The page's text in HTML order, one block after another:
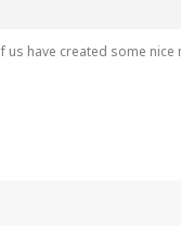
have created some